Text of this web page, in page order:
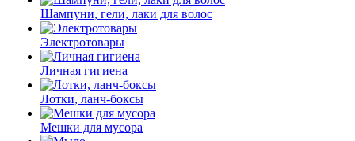
Шампуни, гели, лаки для волос
Электротовары
Личная гигиена
Лотки, ланч-боксы
Мешки для мусора